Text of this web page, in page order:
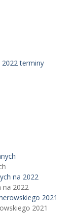
2022 terminy
na 2022
na 2022
2021
2021